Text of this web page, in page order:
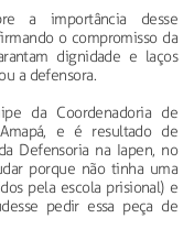
a importância desse
o compromisso da
dignidade e laços
a defensora.
da Coordenadoria de
e é resultado de
Defensoria na Iapen, no
porque não tinha uma
pela escola prisional) e
pedir essa peça de